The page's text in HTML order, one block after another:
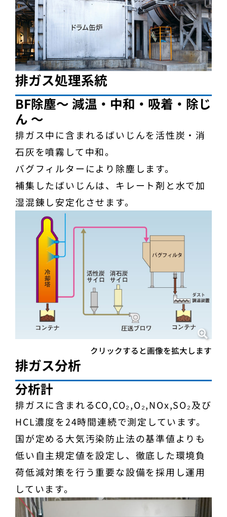
排ガス処理系統
BF除塵～ 減温・中和・吸着・除じ
ん ～
排ガス中に含まれるばいじんを活性炭・消
石灰を噴霧して中和。
バグフィルターにより除塵します。
補集したばいじんは、キレート剤と水で加
湿混錬し安定化させます。
クリックすると画像を拡大します
排ガス分析
分析計
排ガスに含まれるCO,CO₂,O₂,NOx,SO₂及び
HCL濃度を24時間連続で測定しています。
国が定める大気汚染防止法の基準値よりも
低い自主規定値を設定し、徹底した環境負
荷低減対策を行う重要な設備を採用し運用
しています。